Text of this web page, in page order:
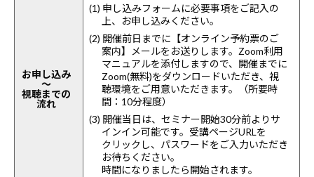
お申し込み
～
視聴までの
流れ
(1) 申し込みフォームに必要事項をご記入の
上、お申し込みください。
(2) 開催前日までに【オンライン予約票のご
案内】メールをお送りします。Zoom利用
マニュアルを添付しますので、開催までに
Zoom(無料)をダウンロードいただき、視
聴環境をご用意いただきます。（所要時
間：10分程度）
(3) 開催当日は、セミナー開始30分前よりサ
インイン可能です。受講ページURLを
クリックし、パスワードをご入力いただき
お待ちください。
時間になりましたら開始されます。